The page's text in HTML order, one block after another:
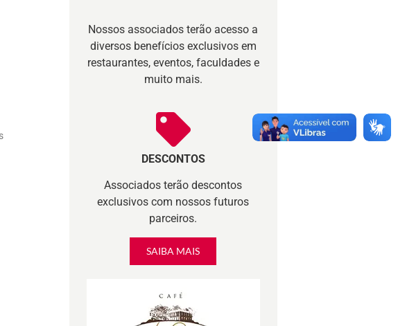
Nossos associados terão acesso a
diversos benefícios exclusivos em
restaurantes, eventos, faculdades e
muito mais.
DESCONTOS
Associados terão descontos
exclusivos com nossos futuros
parceiros.
SAIBA MAIS